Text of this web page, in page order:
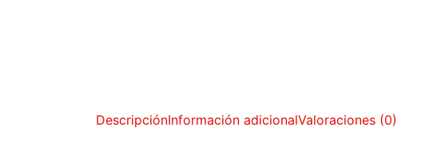
DescripciónInformación adicionalValoraciones (0)